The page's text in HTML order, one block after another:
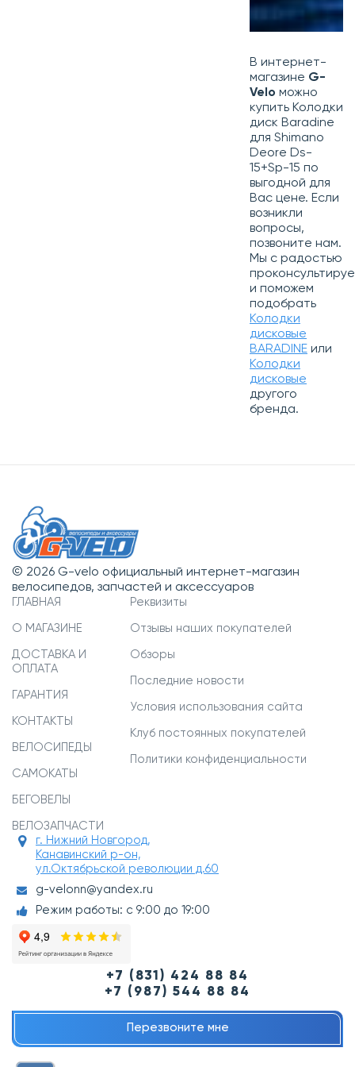
В интернет-
магазине G-
Velo можно
купить Колодки
диск Baradine
для Shimano
Deore Ds-
15+Sp-15 по
выгодной для
Вас цене. Если
возникли
вопросы,
позвоните нам.
Мы с радостью
и поможем
подобрать
Колодки
дисковые
BARADINE или
Колодки
дисковые
другого
бренда.
© 2026 G-velo официальный интернет-магазин
велосипедов, запчастей и аксессуаров
ГЛАВНАЯ
О МАГАЗИНЕ
ДОСТАВКА И
ОПЛАТА
ГАРАНТИЯ
КОНТАКТЫ
ВЕЛОСИПЕДЫ
САМОКАТЫ
БЕГОВЕЛЫ
ВЕЛОЗАПЧАСТИ
Реквизиты
Отзывы наших покупателей
Обзоры
Последние новости
Условия использования сайта
Клуб постоянных покупателей
Политики конфиденциальности
г. Нижний Новгород,
Канавинский р-он,
ул.Октябрьской революции д.60
g-velonn@yandex.ru
Режим работы: с 9:00 до 19:00
+7 (831) 424 88 84
+7 (987) 544 88 84
Перезвоните мне